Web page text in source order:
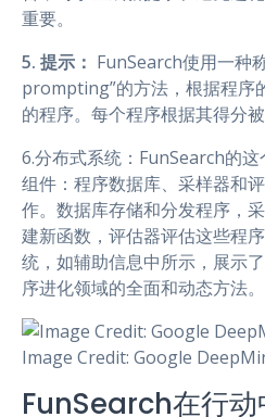
重要。
5. 提示： FunSearch使用一种
prompting”的方法，根据程序
的程序。每个程序根据其得分被
6.分布式系统：FunSearch的
组件：程序数据库、采样器和
作。数据库存储和分发程序，
建新函数，评估器评估这些程
统，如辅助信息中所示，展示
序进化领域的全面和动态方法。
Image Credit: Google
FunSearch在行动